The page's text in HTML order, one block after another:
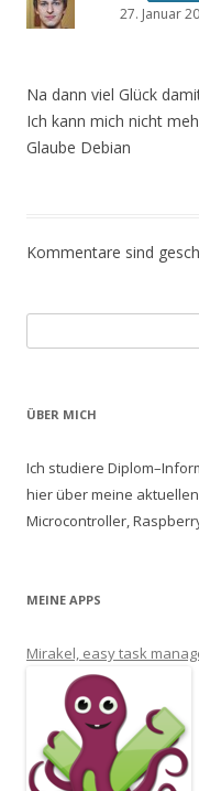
27. Januar
Na dann viel Glück
Ich kann mich nicht
Glaube Debian
Kommentare sind
ÜBER MICH
Ich studiere
hier über meine
Microcontroller,
MEINE APPS
Mirakel, easy task